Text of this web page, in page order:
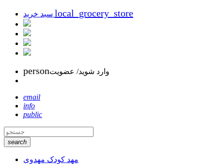
local_grocery_store
personوارد شوید/ عضویت
email
info
public
search
مهد کودک مهدوی